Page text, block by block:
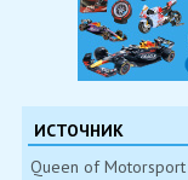
ИСТОЧНИК
Queen of Motorsport